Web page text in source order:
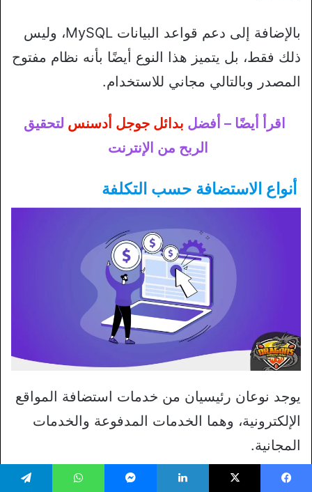
بالإضافة إلى دعم قواعد البيانات MySQL، وليس
ذلك فقط، بل يتميز هذا النوع أيضًا بأنه نظام مفتوح
المصدر وبالتالي مجاني للاستخدام.
اقرأ أيضًا – أفضل بدائل جوجل أدسنس لتحقيق
الربح من الإنترنت
أنواع الاستضافة حسب التكلفة
يوجد نوعان رئيسيان من خدمات استضافة المواقع
الإلكترونية، وهما الخدمات المدفوعة والخدمات
المجانية.
وعلى الرغم من أن الخدمات المدفوعة تكلف مبالغ